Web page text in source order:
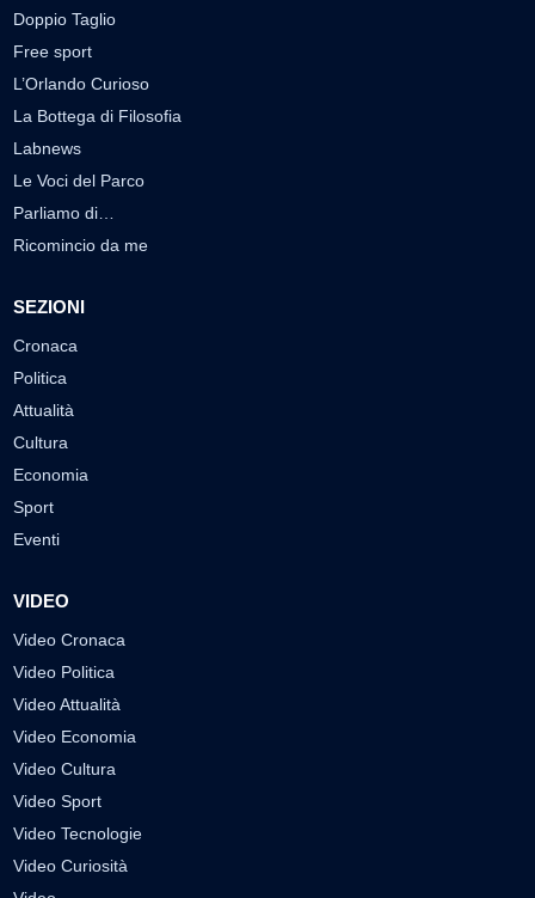
Doppio Taglio
Free sport
L’Orlando Curioso
La Bottega di Filosofia
Labnews
Le Voci del Parco
Parliamo di…
Ricomincio da me
SEZIONI
Cronaca
Politica
Attualità
Cultura
Economia
Sport
Eventi
VIDEO
Video Cronaca
Video Politica
Video Attualità
Video Economia
Video Cultura
Video Sport
Video Tecnologie
Video Curiosità